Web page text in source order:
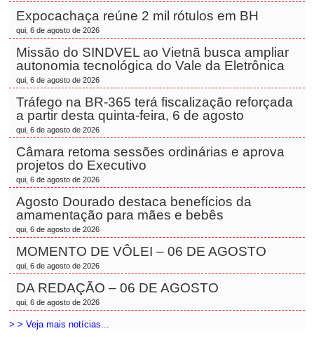
Expocachaça reúne 2 mil rótulos em BH
qui, 6 de agosto de 2026
Missão do SINDVEL ao Vietnã busca ampliar
autonomia tecnológica do Vale da Eletrônica
qui, 6 de agosto de 2026
Tráfego na BR-365 terá fiscalização reforçada
a partir desta quinta-feira, 6 de agosto
qui, 6 de agosto de 2026
Câmara retoma sessões ordinárias e aprova
projetos do Executivo
qui, 6 de agosto de 2026
Agosto Dourado destaca benefícios da
amamentação para mães e bebês
qui, 6 de agosto de 2026
MOMENTO DE VÔLEI – 06 DE AGOSTO
qui, 6 de agosto de 2026
DA REDAÇÃO – 06 DE AGOSTO
qui, 6 de agosto de 2026
> > Veja mais notícias...